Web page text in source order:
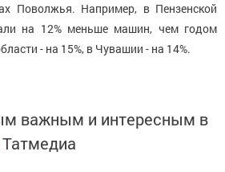
Поволжья. Например, в Пензенской
на 12% меньше машин, чем годом
- на 15%, в Чувашии - на 14%.
важным и интересным в
Татмедиа